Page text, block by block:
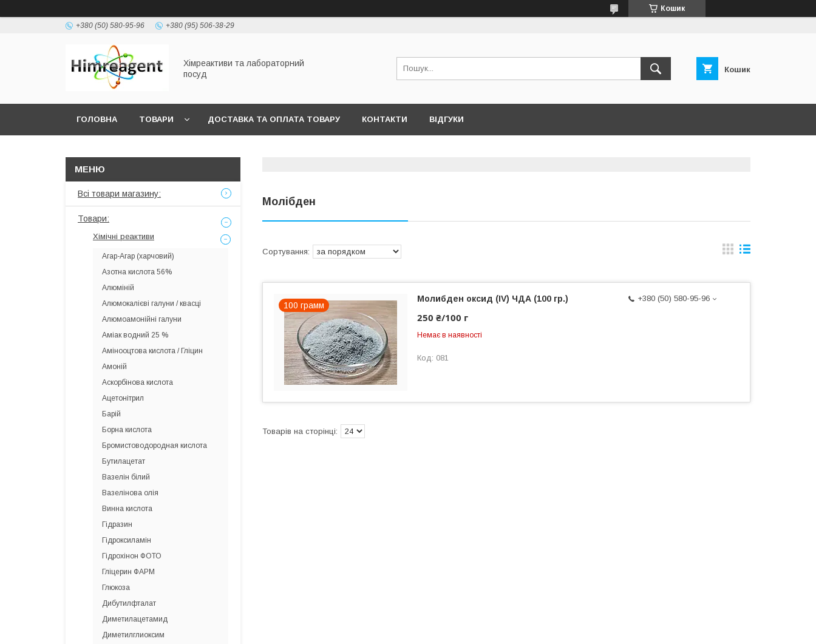
Кошик
+380 (50) 580-95-96 +380 (95) 506-38-29
Хімреактиви та лабораторний
посуд
Кошик
ГОЛОВНА ТОВАРИ ДОСТАВКА ТА ОПЛАТА ТОВАРУ КОНТАКТИ ВІДГУКИ
Молібден
100 грамм
+380 (50) 580-95-96
Молибден оксид (IV) ЧДА (100 гр.)
250 ₴/100 г
Немає в наявності
081
Всі товари магазину:
Товари:
Хімічні реактиви
Агар-Агар (харчовий)
Азотна кислота 56%
Алюміній
Алюмокалієві галуни / квасці
Алюмоамонійні галуни
Аміак водний 25 %
Амінооцтова кислота / Гліцин
Амоній
Аскорбінова кислота
Ацетонітрил
Барій
Борна кислота
Бромистоводородная кислота
Бутилацетат
Вазелін білий
Вазелінова олія
Винна кислота
Гідразин
Гідроксиламін
Гідрохінон ФОТО
Гліцерин ФАРМ
Глюкоза
Дибутилфталат
Диметилацетамид
Диметилглиоксим